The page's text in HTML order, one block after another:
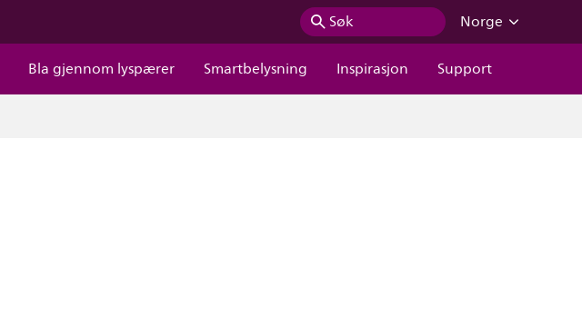
Søk
Norge
Bla gjennom lyspærer Smartbelysning Inspirasjon Support